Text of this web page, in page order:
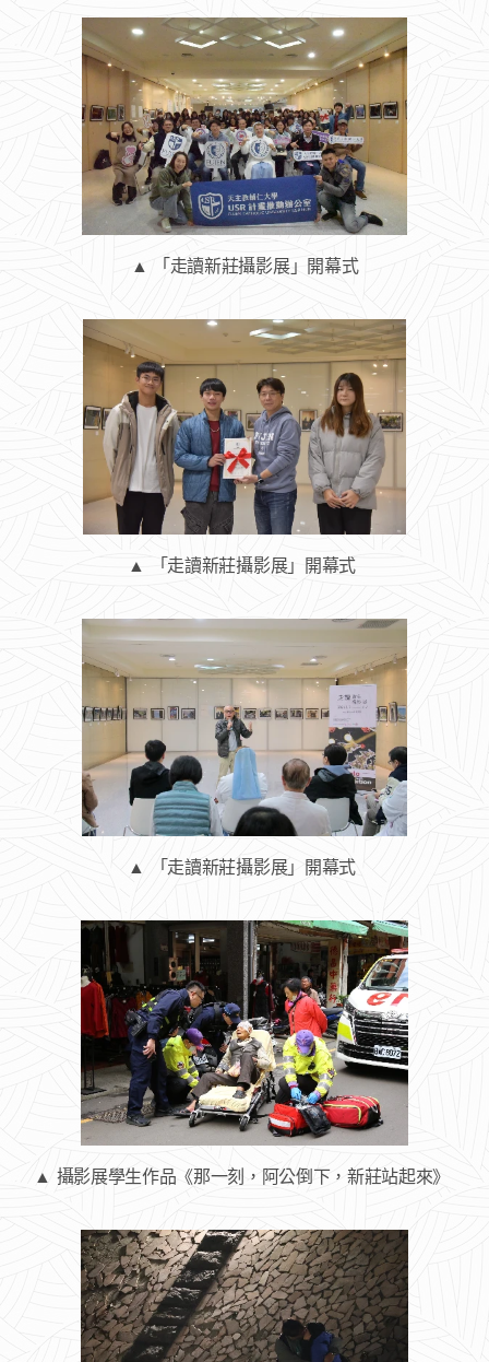
▲ 「走讀新莊攝影展」開幕式
▲ 「走讀新莊攝影展」開幕式
▲ 「走讀新莊攝影展」開幕式
▲ 攝影展學生作品《那一刻，阿公倒下，新莊站起來》